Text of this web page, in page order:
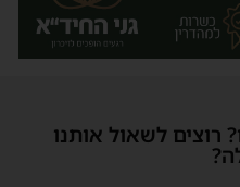
רוצים לשאול אותנו